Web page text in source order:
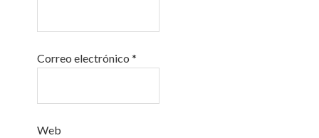
Correo electrónico*
Web